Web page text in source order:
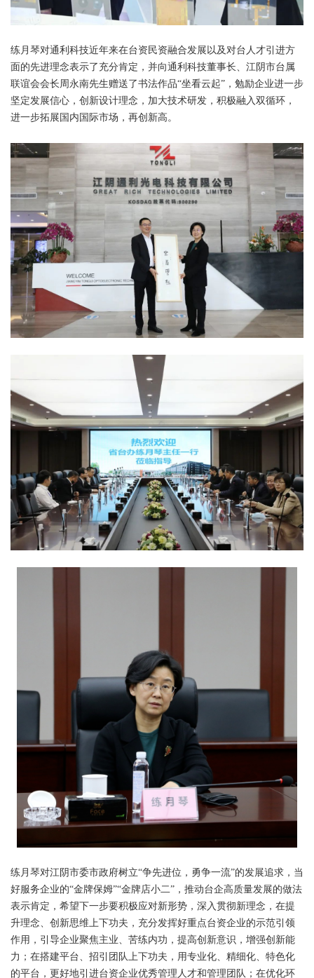
练月琴对通利科技近年来在台资民资融合发展以及对台人才引进方
面的先进理念表示了充分肯定，并向通利科技董事长、江阴市台属
联谊会会长周永南先生赠送了书法作品“坐看云起”，勉励企业进一步
坚定发展信心，创新设计理念，加大技术研发，积极融入双循环，
进一步拓展国内国际市场，再创新高。
练月琴对江阴市委市政府树立“争先进位，勇争一流”的发展追求，当
好服务企业的“金牌保姆”“金牌店小二”，推动台企高质量发展的做法
表示肯定，希望下一步要积极应对新形势，深入贯彻新理念，在提
升理念、创新思维上下功夫，充分发挥好重点台资企业的示范引领
作用，引导企业聚焦主业、苦练内功，提高创新意识，增强创新能
力；在搭建平台、招引团队上下功夫，用专业化、精细化、特色化
的平台，更好地引进台资企业优秀管理人才和管理团队；在优化环